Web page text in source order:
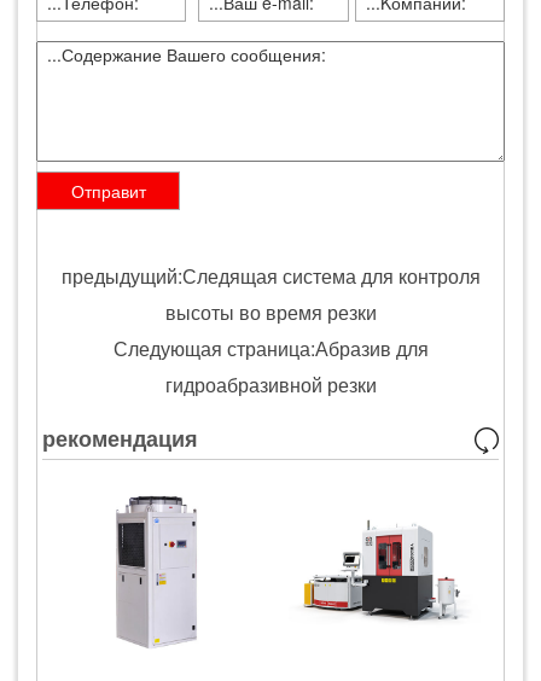
предыдущий:Следящая система для контроля
высоты во время резки
Следующая страница:Абразив для
гидроабразивной резки
рекомендация